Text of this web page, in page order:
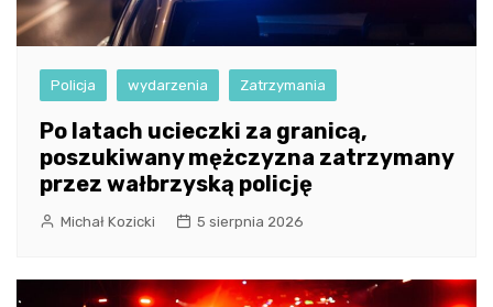
Policja wydarzenia Zatrzymania
Po latach ucieczki za granicą,
poszukiwany mężczyzna zatrzymany
przez wałbrzyską policję
Michał Kozicki 5 sierpnia 2026